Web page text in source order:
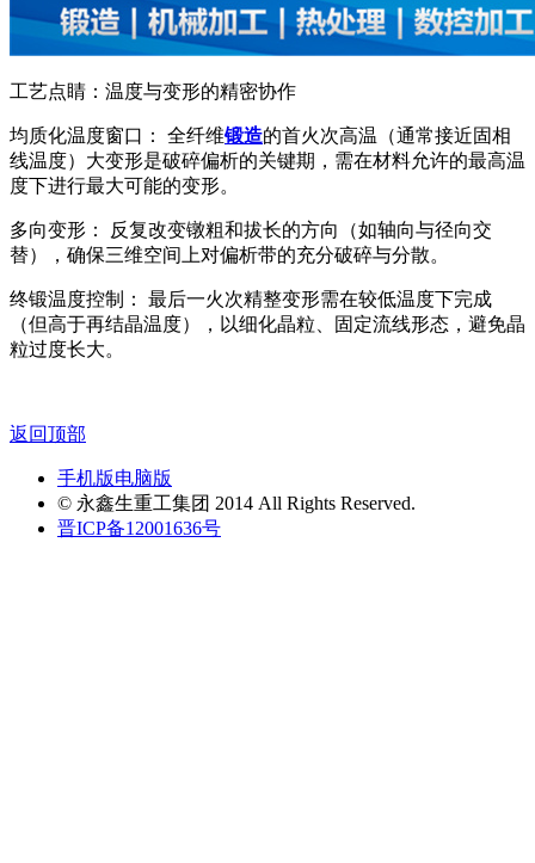
工艺点睛：温度与变形的精密协作
均质化温度窗口： 全纤维锻造的首火次高温（通常接近固相
线温度）大变形是破碎偏析的关键期，需在材料允许的最高温
度下进行最大可能的变形。
多向变形： 反复改变镦粗和拔长的方向（如轴向与径向交
替），确保三维空间上对偏析带的充分破碎与分散。
终锻温度控制： 最后一火次精整变形需在较低温度下完成
（但高于再结晶温度），以细化晶粒、固定流线形态，避免晶
粒过度长大。
返回顶部
手机版电脑版
© 永鑫生重工集团 2014 All Rights Reserved.
晋ICP备12001636号